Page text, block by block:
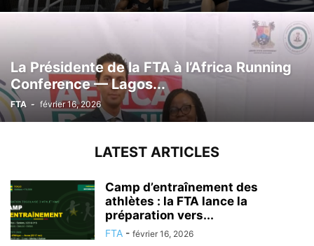
La Présidente de la FTA à l’Africa Running
Conference — Lagos...
FTA - février 16, 2026
LATEST ARTICLES
Camp d’entraînement des
athlètes : la FTA lance la
préparation vers...
FTA - février 16, 2026